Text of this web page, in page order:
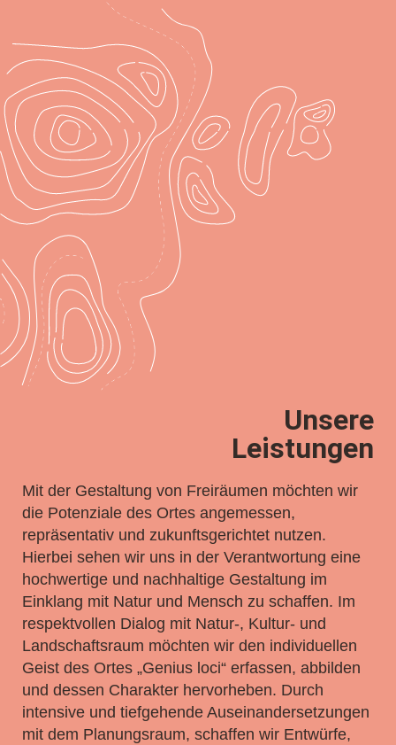
Unsere
Leistungen
Mit der Gestaltung von Freiräumen möchten wir
die Potenziale des Ortes angemessen,
repräsentativ und zukunftsgerichtet nutzen.
Hierbei sehen wir uns in der Verantwortung eine
hochwertige und nachhaltige Gestaltung im
Einklang mit Natur und Mensch zu schaffen. Im
respektvollen Dialog mit Natur-, Kultur- und
Landschaftsraum möchten wir den individuellen
Geist des Ortes „Genius loci“ erfassen, abbilden
und dessen Charakter hervorheben. Durch
intensive und tiefgehende Auseinandersetzungen
mit dem Planungsraum, schaffen wir Entwürfe,